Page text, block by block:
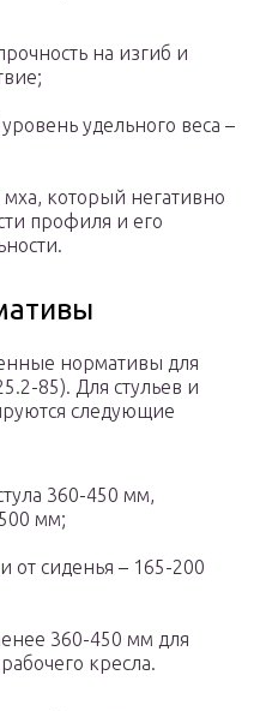
на изгиб и
удельного веса –
который негативно
профиля и его
нормативы для
85). Для стульев и
следующие
360-450 мм,
мм;
от сиденья – 165-200
360-450 мм для
кресла.